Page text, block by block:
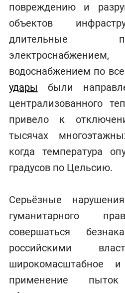
повреждению и
объектов
длительные
водоснабжением по
удары были
централизованного
привело к
тысячах
когда температура
градусов по Цельсию.
Серьёзные
гуманитарного
совершаться
российскими
широкомасштабное и
применение